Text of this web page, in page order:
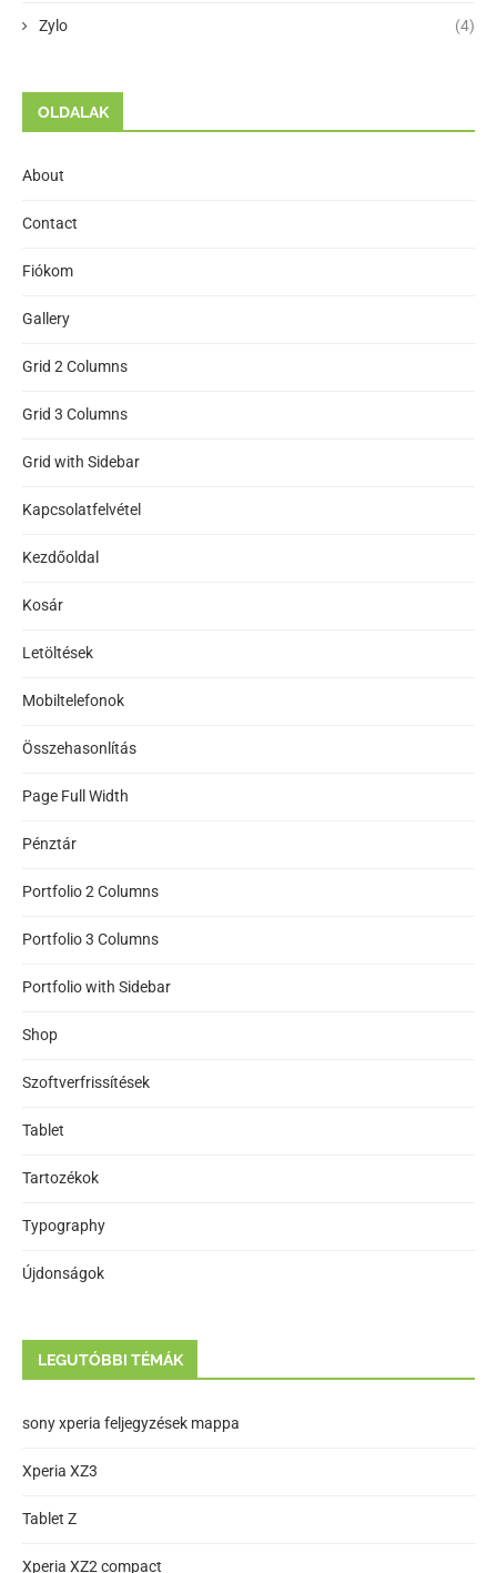
Zylo (4)
OLDALAK
About
Contact
Fiókom
Gallery
Grid 2 Columns
Grid 3 Columns
Grid with Sidebar
Kapcsolatfelvétel
Kezdőoldal
Kosár
Letöltések
Mobiltelefonok
Összehasonlítás
Page Full Width
Pénztár
Portfolio 2 Columns
Portfolio 3 Columns
Portfolio with Sidebar
Shop
Szoftverfrissítések
Tablet
Tartozékok
Typography
Újdonságok
LEGUTÓBBI TÉMÁK
sony xperia feljegyzések mappa
Xperia XZ3
Tablet Z
Xperia XZ2 compact